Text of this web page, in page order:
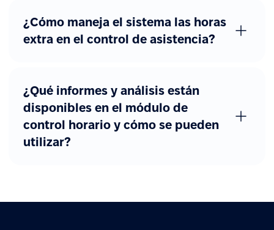
¿Cómo maneja el sistema las horas
extra en el control de asistencia?
¿Qué informes y análisis están
disponibles en el módulo de
control horario y cómo se pueden
utilizar?